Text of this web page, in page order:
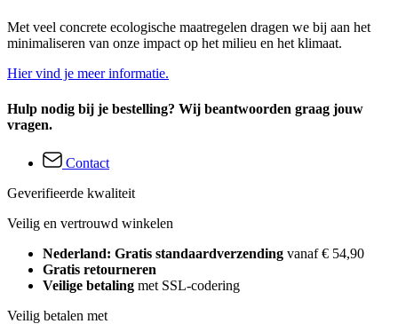
Met veel concrete ecologische maatregelen dragen we bij aan het
minimaliseren van onze impact op het milieu en het klimaat.
Hier vind je meer informatie.
Hulp nodig bij je bestelling? Wij beantwoorden graag jouw
vragen.
Contact
Geverifieerde kwaliteit
Veilig en vertrouwd winkelen
Nederland: Gratis standaardverzending vanaf € 54,90
Gratis retourneren
Veilige betaling met SSL-codering
Veilig betalen met